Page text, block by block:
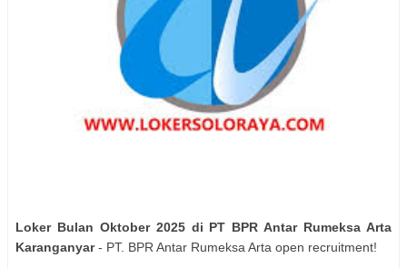
Loker Bulan Oktober 2025 di PT BPR Antar Rumeksa Arta
Karanganyar- PT. BPR Antar Rumeksa Arta open recruitment!